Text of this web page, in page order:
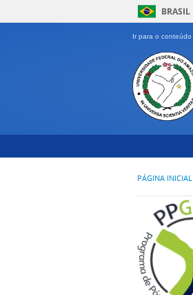
BRASIL
Ir para o conteúdo
PÁGINA INICIAL